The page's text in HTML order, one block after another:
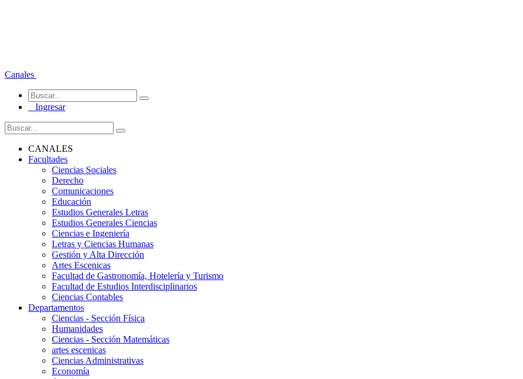
Canales
Ingresar
CANALES
Facultades
Ciencias Sociales
Derecho
Comunicaciones
Educación
Estudios Generales Letras
Estudios Generales Ciencias
Ciencias e Ingeniería
Letras y Ciencias Humanas
Gestión y Alta Dirección
Artes Escenicas
Facultad de Gastronomía, Hotelería y Turismo
Facultad de Estudios Interdisciplinarios
Ciencias Contables
Departamentos
Ciencias - Sección Física
Humanidades
Ciencias - Sección Matemáticas
artes escenicas
Ciencias Administrativas
Economía